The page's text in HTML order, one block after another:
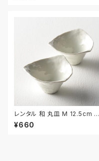
レンタル 和 丸皿 M 12.5cm 2
枚セット｜WMM044
¥660